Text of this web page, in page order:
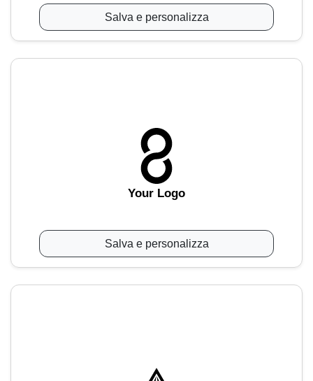
Salva e personalizza
Your Logo
Salva e personalizza